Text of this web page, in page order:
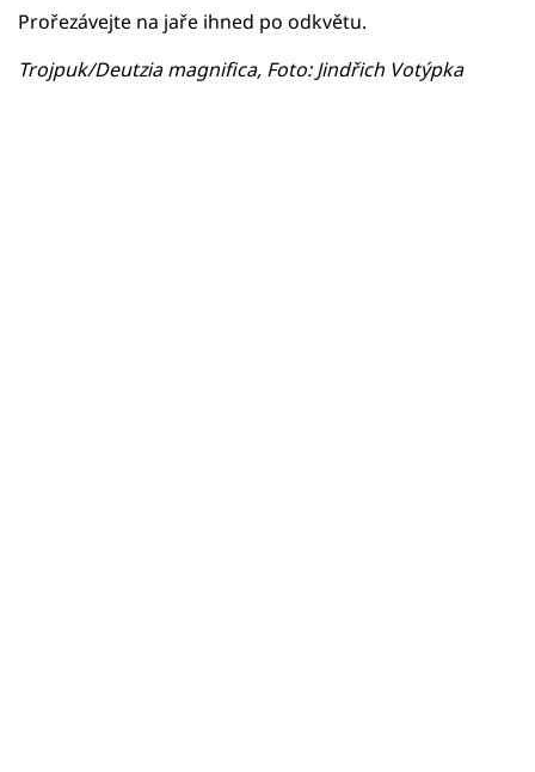
Prořezávejte na jaře ihned po odkvětu.
Trojpuk/Deutzia magnifica, Foto: Jindřich Votýpka